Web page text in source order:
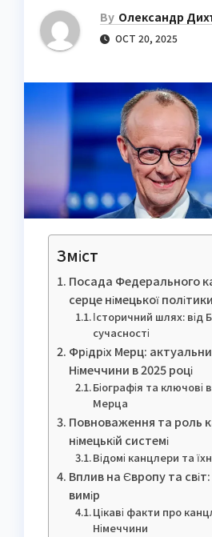
By Олександр
OCT 20, 2025
Зміст
Посада Федерального
серце німецької політики
Історичний шлях: від
сучасності
Фрідріх Мерц:
Німеччини в 2025 році
Біографія та ключові
Мерца
Повноваження та роль
німецькій системі
Відомі канцлери та
Вплив на Європу та
вимір
Цікаві факти про
Німеччини